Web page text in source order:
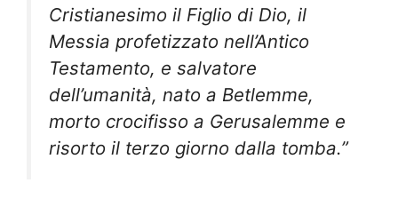
Cristianesimo il Figlio di Dio, il
Messia profetizzato nell’Antico
Testamento, e salvatore
dell’umanità, nato a Betlemme,
morto crocifisso a Gerusalemme e
risorto il terzo giorno dalla tomba.”